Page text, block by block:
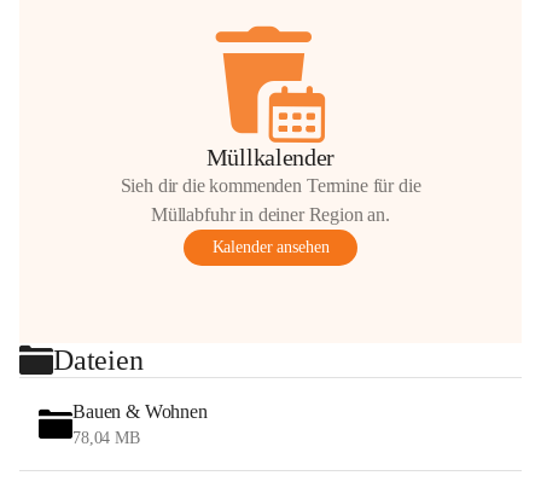
Müllkalender
Sieh dir die kommenden Termine für die
Müllabfuhr in deiner Region an.
Kalender ansehen
Dateien
Bauen & Wohnen
78,04 MB